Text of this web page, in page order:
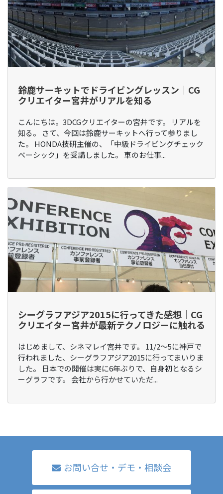
鈴鹿サーキットでドライビングレッスン│CG
クリエイター宮井がリアルを知る
こんにちは。3DCGクリエイターの宮井です。 リアルを
知る。 さて、今回は鈴鹿サーキットへ行って参りまし
た。 HONDA技研主催の、「中級ドライビングチェック
ベーシック」を受講しました。 車のお仕事...
シーグラフアジア2015に行ってきた感想│CG
クリエイター宮井が最新テクノロジーに触れる
はじめまして、シネマレイ宮井です。 11/2〜5に神戸で
行われました、シーグラフアジア2015に行ってまいりま
した。 日本での開催は実に6年ぶりで、自身初となるシ
ーグラフです。 会社から行かせていただ...
お問い合せ・デモ・相談会